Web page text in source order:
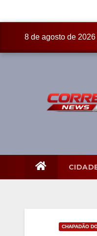
8 de agosto de 2026
CHAPADÃO